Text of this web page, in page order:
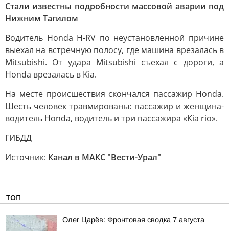
Стали известны подробности массовой аварии под
Нижним Тагилом
Водитель Honda H-RV по неустановленной причине
выехал на встречную полосу, где машина врезалась в
Mitsubishi. От удара Mitsubishi съехал с дороги, а
Honda врезалась в Kia.
На месте происшествия скончался пассажир Honda.
Шесть человек травмированы: пассажир и женщина-
водитель Honda, водитель и три пассажира «Kia rio».
ГИБДД
Источник: Канал в МАКС "Вести-Урал"
ТОП
Олег Царёв: Фронтовая сводка 7 августа